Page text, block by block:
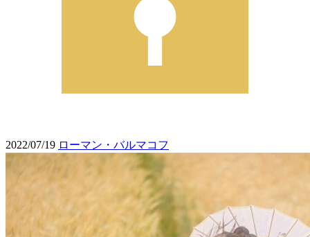
2022/07/19 ローマン・バルマコフ